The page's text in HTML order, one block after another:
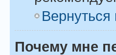
Вернуться
Почему мне